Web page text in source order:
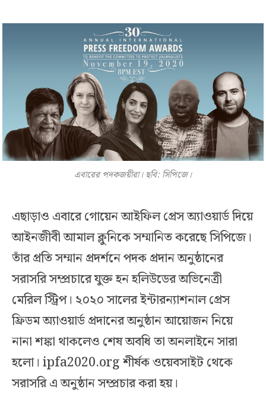
এবারের পদকজয়ীরা। ছবি: সিপিজে।
এছাড়াও এবারে গোয়েন আইফিল প্রেস অ্যাওয়ার্ড দিয়ে
আইনজীবী আমাল ক্লুনিকে সম্মানিত করেছে সিপিজে।
তাঁর প্রতি সম্মান প্রদর্শনে পদক প্রদান অনুষ্ঠানের
সরাসরি সম্প্রচারে যুক্ত হন হলিউডের অভিনেত্রী
মেরিল স্ট্রিপ। ২০২০ সালের ইন্টারন্যাশনাল প্রেস
ফ্রিডম অ্যাওয়ার্ড প্রদানের অনুষ্ঠান আয়োজন নিয়ে
নানা শঙ্কা থাকলেও শেষ অবধি তা অনলাইনে সারা
হলো। ipfa2020.org শীর্ষক ওয়েবসাইট থেকে
সরাসরি এ অনুষ্ঠান সম্প্রচার করা হয়।